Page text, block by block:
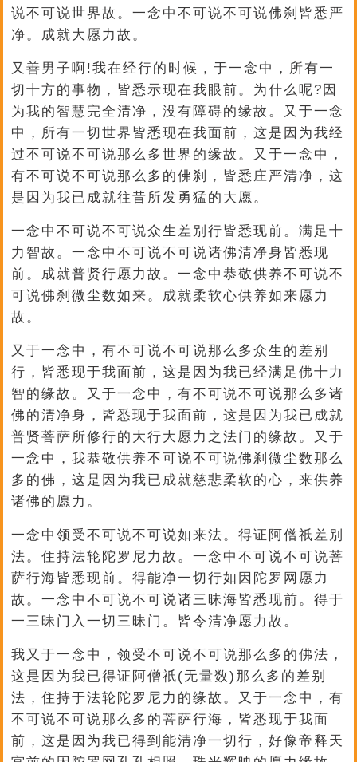
说不可说世界故。一念中不可说不可说佛刹皆悉严
净。成就大愿力故。
又善男子啊!我在经行的时候，于一念中，所有一
切十方的事物，皆悉示现在我眼前。为什么呢?因
为我的智慧完全清净，没有障碍的缘故。又于一念
中，所有一切世界皆悉现在我面前，这是因为我经
过不可说不可说那么多世界的缘故。又于一念中，
有不可说不可说那么多的佛刹，皆悉庄严清净，这
是因为我已成就往昔所发勇猛的大愿。
一念中不可说不可说众生差别行皆悉现前。满足十
力智故。一念中不可说不可说诸佛清净身皆悉现
前。成就普贤行愿力故。一念中恭敬供养不可说不
可说佛刹微尘数如来。成就柔软心供养如来愿力
故。
又于一念中，有不可说不可说那么多众生的差别
行，皆悉现于我面前，这是因为我已经满足佛十力
智的缘故。又于一念中，有不可说不可说那么多诸
佛的清净身，皆悉现于我面前，这是因为我已成就
普贤菩萨所修行的大行大愿力之法门的缘故。又于
一念中，我恭敬供养不可说不可说佛刹微尘数那么
多的佛，这是因为我已成就慈悲柔软的心，来供养
诸佛的愿力。
一念中领受不可说不可说如来法。得证阿僧祇差别
法。住持法轮陀罗尼力故。一念中不可说不可说菩
萨行海皆悉现前。得能净一切行如因陀罗网愿力
故。一念中不可说不可说诸三昧海皆悉现前。得于
一三昧门入一切三昧门。皆令清净愿力故。
我又于一念中，领受不可说不可说那么多的佛法，
这是因为我已得证阿僧祇(无量数)那么多的差别
法，住持于法轮陀罗尼力的缘故。又于一念中，有
不可说不可说那么多的菩萨行海，皆悉现于我面
前，这是因为我已得到能清净一切行，好像帝释天